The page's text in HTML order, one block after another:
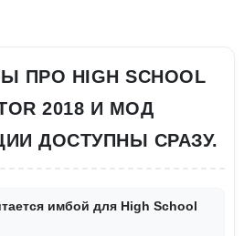
ПРО HIGH SCHOOL
2018 И МОД
ДОСТУПНЫ СРАЗУ.
имбой для High School